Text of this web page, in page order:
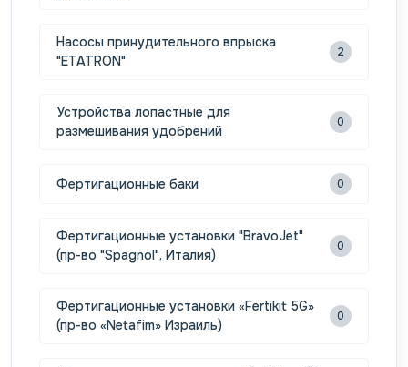
Насосы принудительного впрыска
"ETATRON"
2
Устройства лопастные для
размешивания удобрений
0
Фертигационные баки 0
Фертигационные установки "BravoJet"
(пр-во "Spagnol", Италия)
0
Фертигационные установки «Fertikit 5G»
(пр-во «Netafim» Израиль)
0